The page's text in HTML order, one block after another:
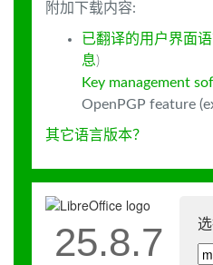
附加下载内容:
已翻译的用户界面
息)
Key management
OpenPGP feature
其它语言版本？
25.8.7